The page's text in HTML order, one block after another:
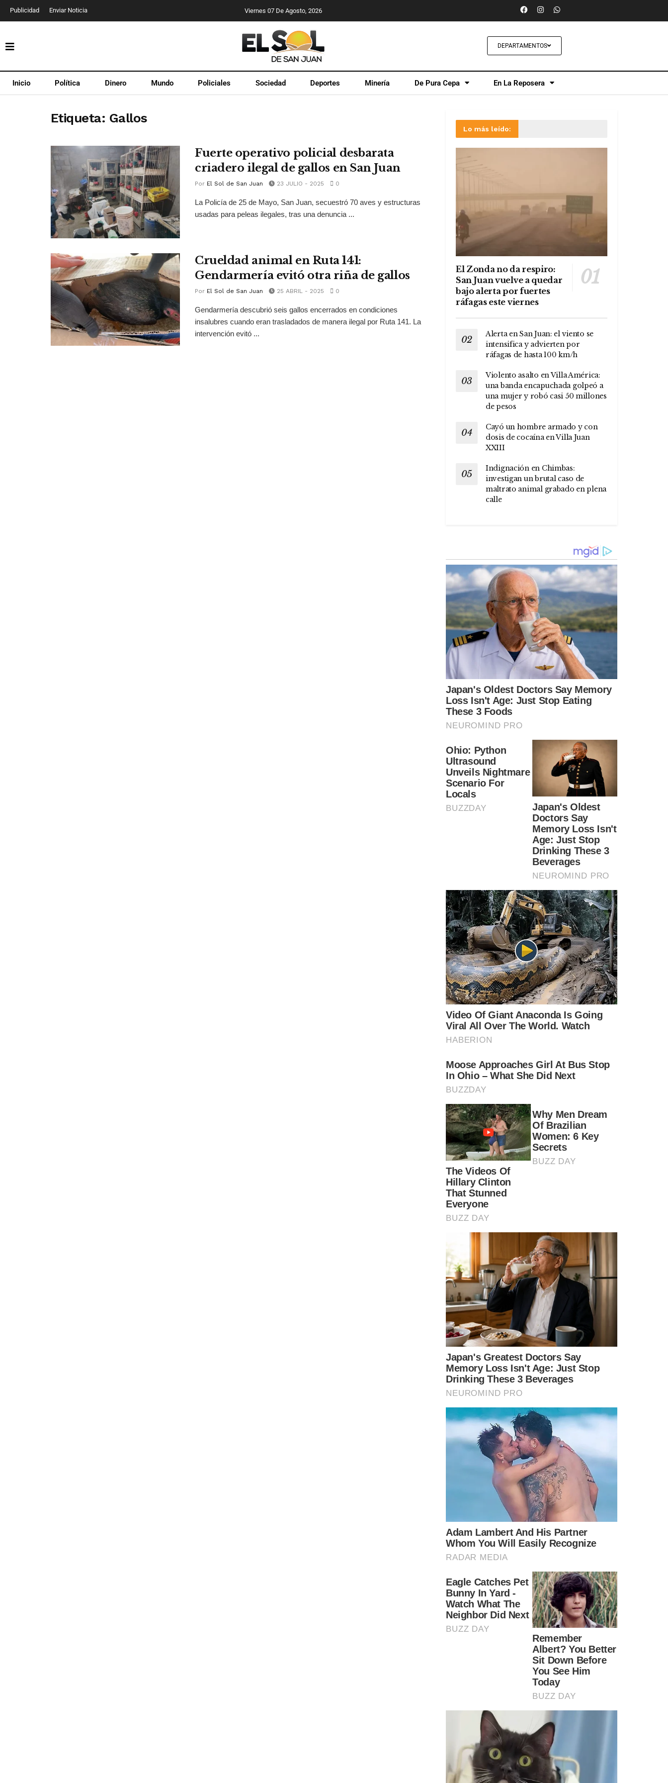
Publicidad Enviar Noticia Viernes 07 De Agosto, 2026
DEPARTAMENTOS
Inicio Política Dinero Mundo Policiales Sociedad Deportes Minería De Pura Cepa En La Reposera
Etiqueta: Gallos
Fuerte operativo policial desbarata
criadero ilegal de gallos en San Juan
Por El Sol de San Juan 23 JULIO - 2025 0
La Policía de 25 de Mayo, San Juan, secuestró 70 aves y estructuras
usadas para peleas ilegales, tras una denuncia ...
Crueldad animal en Ruta 141:
Gendarmería evitó otra riña de gallos
Por El Sol de San Juan 25 ABRIL - 2025 0
Gendarmería descubrió seis gallos encerrados en condiciones
insalubres cuando eran trasladados de manera ilegal por Ruta 141. La
intervención evitó ...
Lo más leído:
El Zonda no da respiro:
San Juan vuelve a quedar
bajo alerta por fuertes
ráfagas este viernes
Alerta en San Juan: el viento se
intensifica y advierten por
ráfagas de hasta 100 km/h
Violento asalto en Villa América:
una banda encapuchada golpeó a
una mujer y robó casi 50 millones
de pesos
Cayó un hombre armado y con
dosis de cocaína en Villa Juan
XXIII
Indignación en Chimbas:
investigan un brutal caso de
maltrato animal grabado en plena
calle